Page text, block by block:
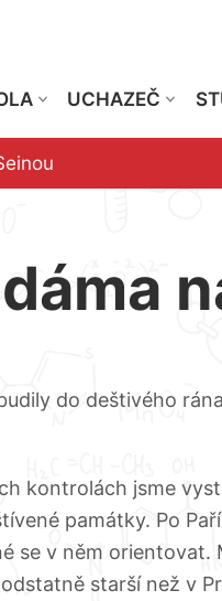
UCHAZEČ
do deštivého
kontrolách jsme
památky. Po
se v něm
starší než v